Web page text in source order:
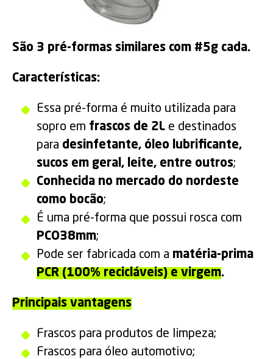
São 3 pré-formas similares com #5g cada.
Características:
Essa pré-forma é muito utilizada para
sopro em frascos de 2L e destinados
para desinfetante, óleo lubrificante,
sucos em geral, leite, entre outros;
Conhecida no mercado do nordeste
como bocão;
É uma pré-forma que possui rosca com
PCO38mm;
Pode ser fabricada com a matéria-prima
PCR (100% recicláveis) e virgem.
Principais vantagens
Frascos para produtos de limpeza;
Frascos para óleo automotivo;